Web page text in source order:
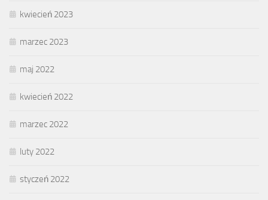
kwiecień 2023
marzec 2023
maj 2022
kwiecień 2022
marzec 2022
luty 2022
styczeń 2022